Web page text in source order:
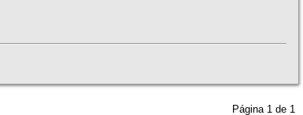
Página 1 de 1